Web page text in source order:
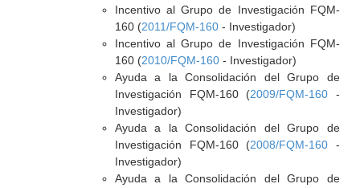
Incentivo al Grupo de Investigación FQM-
160 (2011/FQM-160- Investigador)
Incentivo al Grupo de Investigación FQM-
160 (2010/FQM-160- Investigador)
Ayuda a la Consolidación del Grupo de
Investigación FQM-160 (2009/FQM-160 -
Investigador)
Ayuda a la Consolidación del Grupo de
Investigación FQM-160 (2008/FQM-160 -
Investigador)
Ayuda a la Consolidación del Grupo de